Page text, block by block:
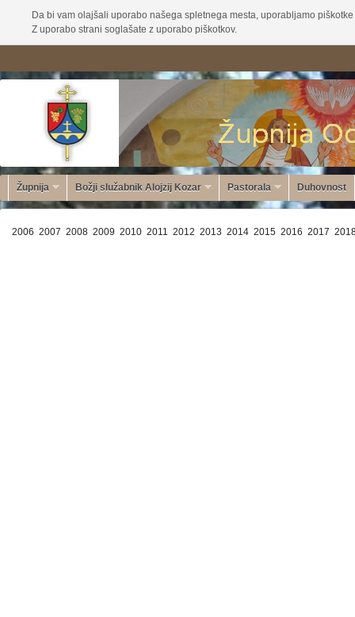
Da bi vam olajšali uporabo našega spletnega mesta, uporabljamo
Z uporabo strani soglašate z uporabo piškotkov.
Župnija Božji služabnik Alojzij Kozar Pastorala Duhovnost
2006 2007 2008 2009 2010 2011 2012 2013 2014 2015 2016 2017